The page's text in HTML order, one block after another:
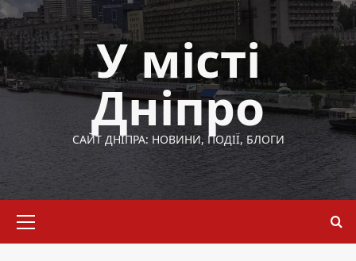
Перейти
до
вмісту
У місті
Дніпро
САЙТ ДНІПРА: НОВИНИ, ПОДІЇ, БЛОГИ
меню